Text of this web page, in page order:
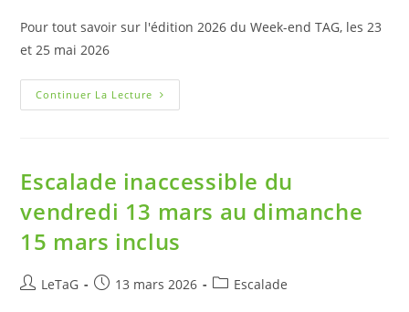
Pour tout savoir sur l'édition 2026 du Week-end TAG, les 23
et 25 mai 2026
Continuer La Lecture
Escalade inaccessible du
vendredi 13 mars au dimanche
15 mars inclus
LeTaG 13 mars 2026 Escalade